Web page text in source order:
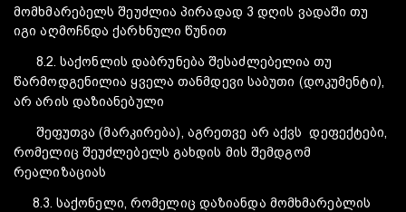
მომხმარებელსშეუძლია პირადად 3 დღის ვადაში თუ
იგი აღმოჩნდა ქარხნული წუნით
8.2. საქონლის დაბრუნება შესაძლებელია თუ
წარმოდგენილია ყველა თანმდევი საბუთი (დოკუმენტი),
არ არის დაზიანებული
შეფუთვა (მარკირება), აგრეთვე არ აქვს დეფექტები,
რომელიც შეუძლებელს გახდის მის შემდგომ
რეალიზაციას
8.3. საქონელი, რომელიც დაზიანდა მომხმარებლის